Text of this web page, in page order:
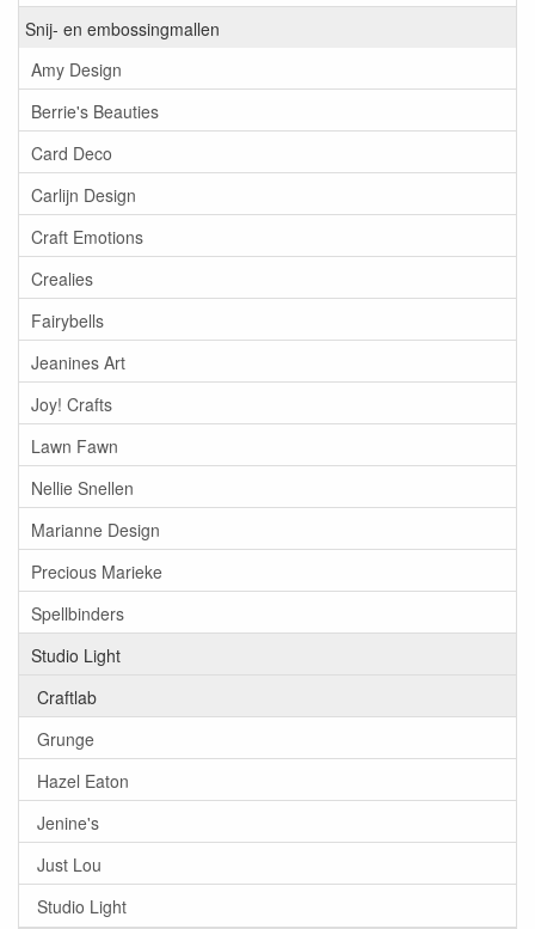
Snij- en embossingmallen
Amy Design
Berrie's Beauties
Card Deco
Carlijn Design
Craft Emotions
Crealies
Fairybells
Jeanines Art
Joy! Crafts
Lawn Fawn
Nellie Snellen
Marianne Design
Precious Marieke
Spellbinders
Studio Light
Craftlab
Grunge
Hazel Eaton
Jenine's
Just Lou
Studio Light